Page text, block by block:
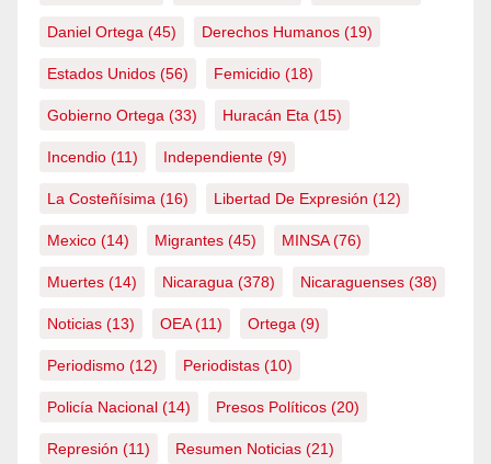
Daniel Ortega (45) Derechos Humanos (19)
Estados Unidos (56) Femicidio (18)
Gobierno Ortega (33) Huracán Eta (15)
Incendio (11) Independiente (9)
La Costeñísima (16) Libertad De Expresión (12)
Mexico (14) Migrantes (45) MINSA(76)
Muertes (14) Nicaragua (378) Nicaraguenses (38)
Noticias (13) OEA(11) Ortega (9)
Periodismo (12) Periodistas (10)
Policía Nacional (14) Presos Políticos (20)
Represión (11) Resumen Noticias (21)